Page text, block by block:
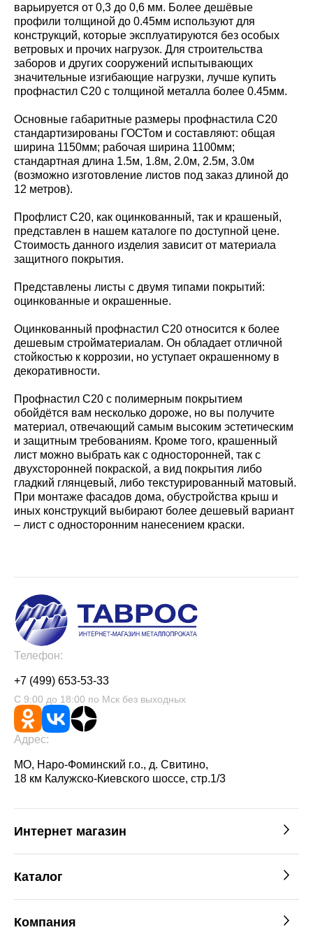
варьируется от 0,3 до 0,6 мм. Более дешёвые
профили толщиной до 0.45мм используют для
конструкций, которые эксплуатируются без особых
ветровых и прочих нагрузок. Для строительства
заборов и других сооружений испытывающих
значительные изгибающие нагрузки, лучше купить
профнастил С20 с толщиной металла более 0.45мм.
Основные габаритные размеры профнастила С20
стандартизированы ГОСТом и составляют: общая
ширина 1150мм; рабочая ширина 1100мм;
стандартная длина 1.5м, 1.8м, 2.0м, 2.5м, 3.0м
(возможно изготовление листов под заказ длиной до
12 метров).
Профлист С20, как оцинкованный, так и крашеный,
представлен в нашем каталоге по доступной цене.
Стоимость данного изделия зависит от материала
защитного покрытия.
Представлены листы с двумя типами покрытий:
оцинкованные и окрашенные.
Оцинкованный профнастил С20 относится к более
дешевым стройматериалам. Он обладает отличной
стойкостью к коррозии, но уступает окрашенному в
декоративности.
Профнастил С20 с полимерным покрытием
обойдётся вам несколько дороже, но вы получите
материал, отвечающий самым высоким эстетическим
и защитным требованиям. Кроме того, крашенный
лист можно выбрать как с односторонней, так с
двухсторонней покраской, а вид покрытия либо
гладкий глянцевый, либо текстурированный матовый.
При монтаже фасадов дома, обустройства крыш и
иных конструкций выбирают более дешевый вариант
– лист с односторонним нанесением краски.
Телефон:
+7 (499) 653-53-33
С 9:00 до 18:00 по Мск без выходных
Адрес:
МО, Наро-Фоминский г.о., д. Свитино,
18 км Калужско-Киевского шоссе, стр.1/3
Интернет магазин
Каталог
Компания